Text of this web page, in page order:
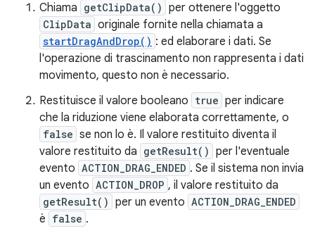
Chiama getClipData() per ottenere l'oggetto
ClipData originale fornite nella chiamata a
startDragAndDrop() : ed elaborare i dati. Se
l'operazione di trascinamento non rappresenta i dati
movimento, questo non è necessario.
Restituisce il valore booleano true per indicare
che la riduzione viene elaborata correttamente, o
false se non lo è. Il valore restituito diventa il
valore restituito da getResult() per l'eventuale
evento ACTION_DRAG_ENDED . Se il sistema non invia
un evento ACTION_DROP , il valore restituito da
getResult() per un evento ACTION_DRAG_ENDED
è false .